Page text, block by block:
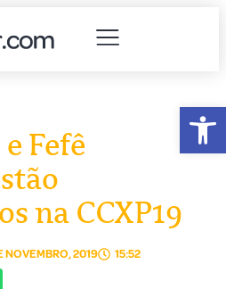
Fefê
na CCXP19
NOVEMBRO, 2019 15:52